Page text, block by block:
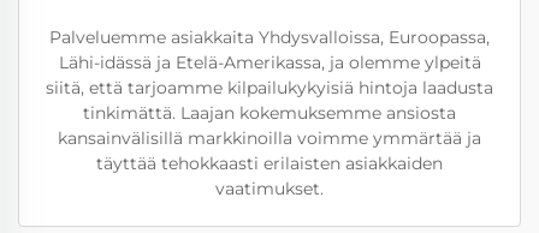
Palveluemme asiakkaita Yhdysvalloissa, Euroopassa,
Lähi-idässä ja Etelä-Amerikassa, ja olemme ylpeitä
siitä, että tarjoamme kilpailukykyisiä hintoja laadusta
tinkimättä. Laajan kokemuksemme ansiosta
kansainvälisillä markkinoilla voimme ymmärtää ja
täyttää tehokkaasti erilaisten asiakkaiden
vaatimukset.